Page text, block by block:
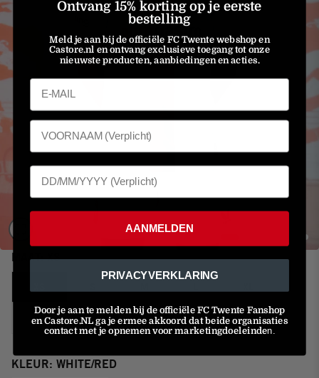
MAAT:XS
2XL 3XL 4XL
KLEUR: WHITE/RED
Ontvang 15% korting op je eerste
bestelling
Meld je aan bij de officiële FC Twente webshop en
Castore.nl en ontvang exclusieve toegang tot onze
nieuwste producten, aanbiedingen en acties.
AANMELDEN
PRIVACYVERKLARING
Door je aan te melden bij de officiële FC Twente Fanshop
en Castore.NL ga je ermee akkoord dat beide organisaties
contact met je opnemen voor marketingdoeleinden.